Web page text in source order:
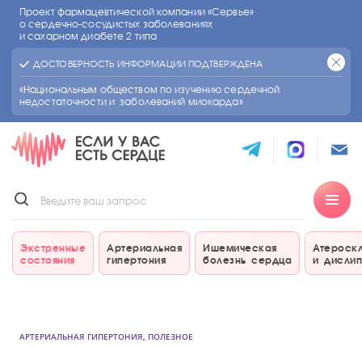
Проект фармацевтической компании «Сервье»
о сердечно-сосудистых заболеваниях
и сахарном диабете 2 типа
ДОСТОВЕРНОСТЬ ИНФОРМАЦИИ ПОДТВЕРЖДЕНА
«Национальным обществом по изучению сердечной
недостаточности и заболеваний миокарда»
Экстренные
состояния
Артериальная
гипертония
Ишемическая
болезнь сердца
и
АРТЕРИАЛЬНАЯ ГИПЕРТОНИЯ, ПОЛЕЗНОЕ